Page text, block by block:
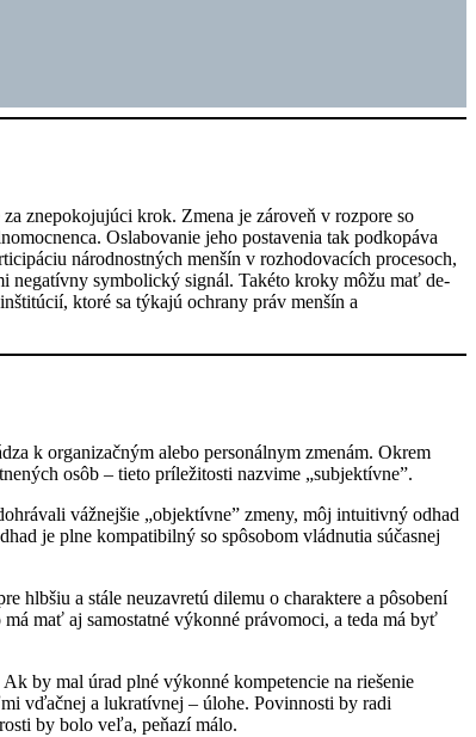
znepokojujúci krok. Zmena je zároveň v rozpore so
Oslabovanie jeho postavenia tak podkopáva
národnostných menšín v rozhodovacích procesoch,
negatívny symbolický signál. Takéto kroky môžu mať de-
ktoré sa týkajú ochrany práv menšín a
k organizačným alebo personálnym zmenám. Okrem
osôb – tieto príležitosti nazvime „subjektívne”.
vážnejšie „objektívne” zmeny, môj intuitivný odhad
je plne kompatibilný so spôsobom vládnutia súčasnej
hlbšiu a stále neuzavretú dilemu o charaktere a pôsobení
mať aj samostatné výkonné právomoci, a teda má byť
by mal úrad plné výkonné kompetencie na riešenie
vďačnej a lukratívnej – úlohe. Povinnosti by radi
by bolo veľa, peňazí málo.